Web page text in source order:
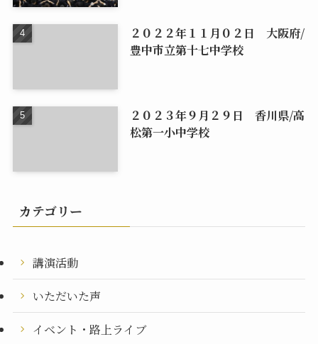
２０２２年１１月０２日 大阪府/
豊中市立第十七中学校
２０２３年９月２９日 香川県/高
松第一小中学校
カテゴリー
講演活動
いただいた声
イベント・路上ライブ